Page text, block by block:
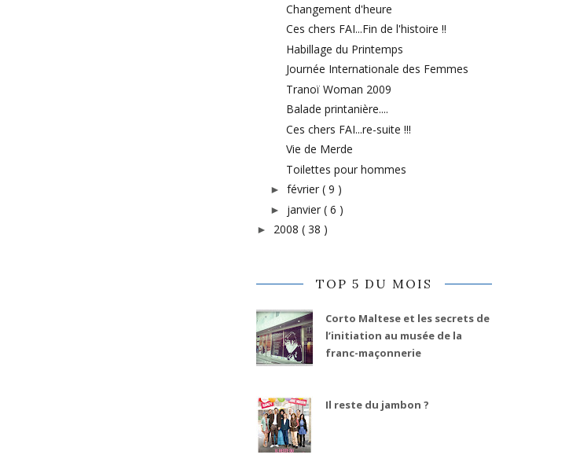
Changement d'heure
Ces chers FAI...Fin de l'histoire !!
Habillage du Printemps
Journée Internationale des Femmes
Tranoï Woman 2009
Balade printanière....
Ces chers FAI...re-suite !!!
Vie de Merde
Toilettes pour hommes
► février ( 9 )
► janvier ( 6 )
► 2008 ( 38 )
TOP 5 DU MOIS
Corto Maltese et les secrets de
l’initiation au musée de la
franc-maçonnerie
Il reste du jambon ?